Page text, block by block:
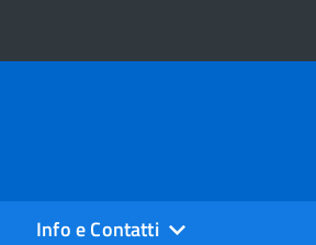
Info e Contatti